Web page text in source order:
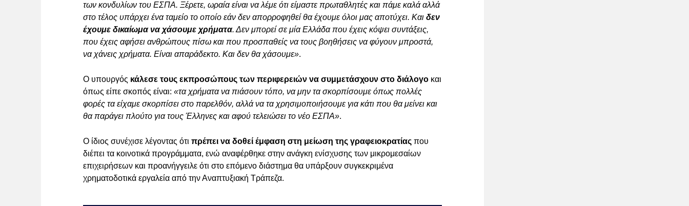
των κονδυλίων του ΕΣΠΑ. Ξέρετε, ωραία είναι να λέμε ότι είμαστε πρωταθλητές και πάμε καλά αλλά
στο τέλος υπάρχει ένα ταμείο το οποίο εάν δεν απορροφηθεί θα έχουμε όλοι μας αποτύχει. Και δεν
έχουμε δικαίωμα να χάσουμε χρήματα. Δεν μπορεί σε μία Ελλάδα που έχεις κόψει συντάξεις,
που έχεις αφήσει ανθρώπους πίσω και που προσπαθείς να τους βοηθήσεις να φύγουν μπροστά,
να χάνεις χρήματα. Είναι απαράδεκτο. Και δεν θα χάσουμε».
Ο υπουργός κάλεσε τους εκπροσώπους των περιφερειών να συμμετάσχουν στο διάλογο και
όπως είπε σκοπός είναι: «τα χρήματα να πιάσουν τόπο, να μην τα σκορπίσουμε όπως πολλές
φορές τα είχαμε σκορπίσει στο παρελθόν, αλλά να τα χρησιμοποιήσουμε για κάτι που θα μείνει και
θα παράγει πλούτο για τους Έλληνες και αφού τελειώσει το νέο ΕΣΠΑ».
Ο ίδιος συνέχισε λέγοντας ότι πρέπει να δοθεί έμφαση στη μείωση της γραφειοκρατίας που
διέπει τα κοινοτικά προγράμματα, ενώ αναφέρθηκε στην ανάγκη ενίσχυσης των μικρομεσαίων
επιχειρήσεων και προανήγγειλε ότι στο επόμενο διάστημα θα υπάρξουν συγκεκριμένα
χρηματοδοτικά εργαλεία από την Αναπτυξιακή Τράπεζα.